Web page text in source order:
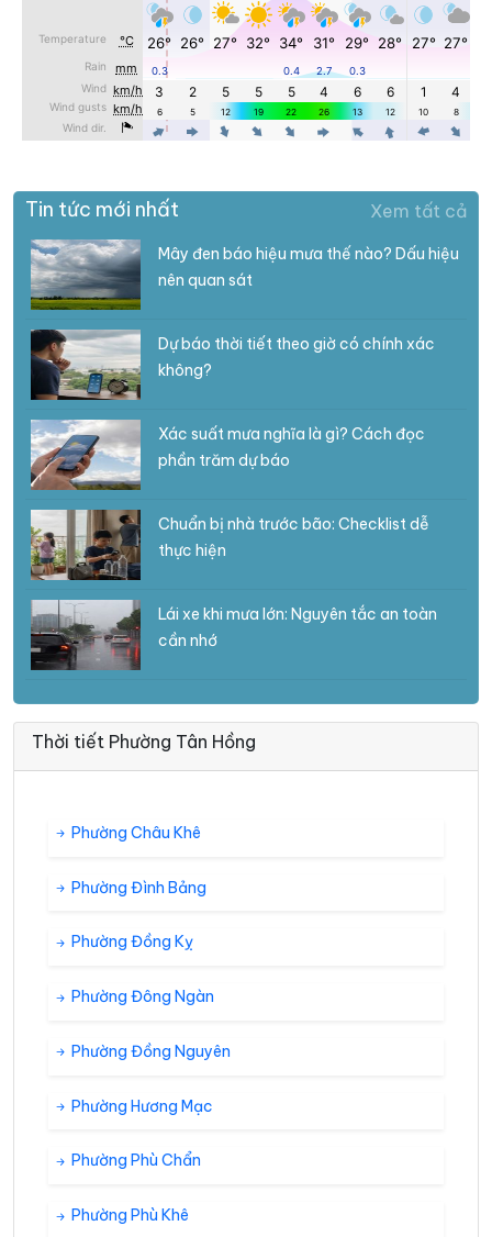
Tin tức mới nhất Xem tất cả
Mây đen báo hiệu mưa thế nào? Dấu hiệu
nên quan sát
Dự báo thời tiết theo giờ có chính xác
không?
Xác suất mưa nghĩa là gì? Cách đọc
phần trăm dự báo
Chuẩn bị nhà trước bão: Checklist dễ
thực hiện
Lái xe khi mưa lớn: Nguyên tắc an toàn
cần nhớ
Thời tiết Phường Tân Hồng
Phường Châu Khê
Phường Đình Bảng
Phường Đồng Kỵ
Phường Đông Ngàn
Phường Đồng Nguyên
Phường Hương Mạc
Phường Phù Chẩn
Phường Phù Khê